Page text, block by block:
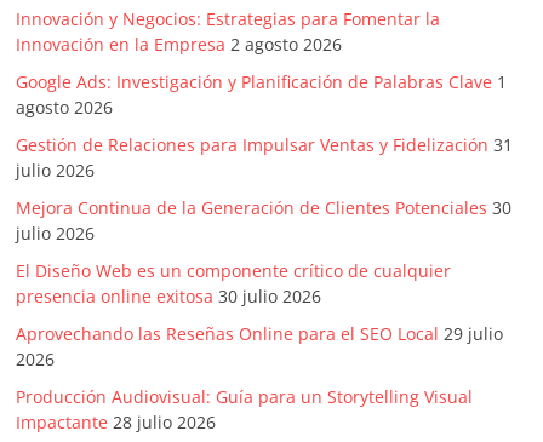
en
Colombia
|
Revistas
de
Actualidad
Innovación y Negocios: Estrategias para Fomentar la
Innovación en la Empresa 2 agosto 2026
Google Ads: Investigación y Planificación de Palabras Clave 1
agosto 2026
Gestión de Relaciones para Impulsar Ventas y Fidelización 31
julio 2026
Mejora Continua de la Generación de Clientes Potenciales 30
julio 2026
El Diseño Web es un componente crítico de cualquier
presencia online exitosa 30 julio 2026
Aprovechando las Reseñas Online para el SEO Local 29 julio
2026
Producción Audiovisual: Guía para un Storytelling Visual
Impactante 28 julio 2026